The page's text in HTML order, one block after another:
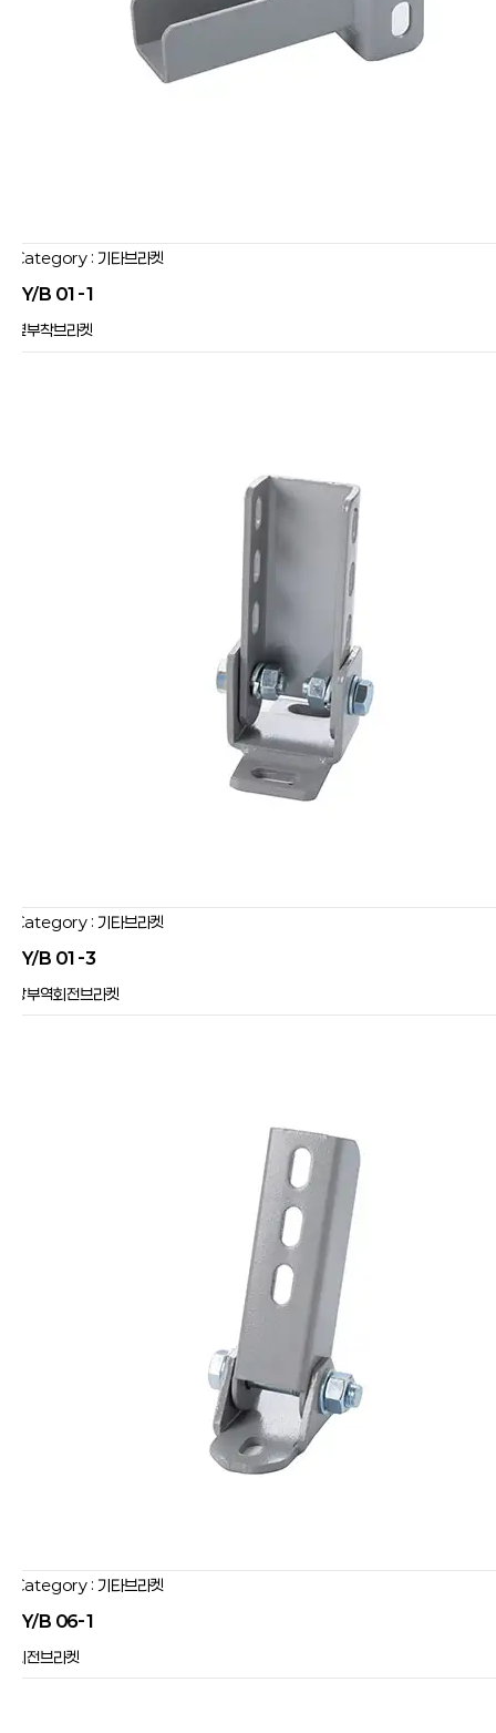
: 기타브라켓
B 01-1
부착브라켓
: 기타브라켓
B 01-3
부역회전브라켓
: 기타브라켓
B 06-1
전브라켓